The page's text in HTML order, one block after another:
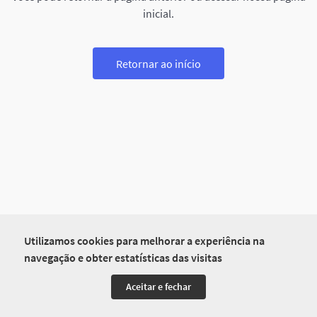
Utilizamos cookies para melhorar a experiência na
navegação e obter estatísticas das visitas
Aceitar e fechar
inicial.
Retornar ao início